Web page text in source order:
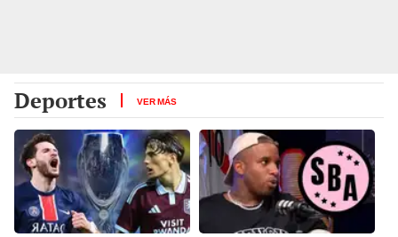
Deportes VER MÁS